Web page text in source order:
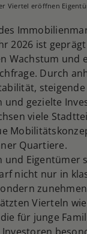
Viertel eröffnen
2026 ist
Wachstum und
Durch
steigende
und gezielte
viele
Quartiere.
und Eigentümer
nicht nur in
Vierteln
für junge